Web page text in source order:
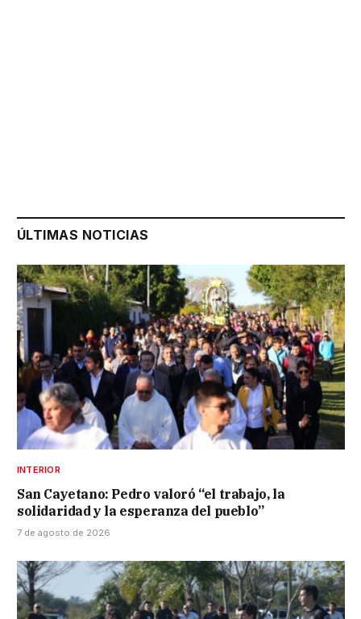
ÚLTIMAS NOTICIAS
INTERIOR
San Cayetano: Pedro valoró “el trabajo, la
solidaridad y la esperanza del pueblo”
7 de agosto de 2026